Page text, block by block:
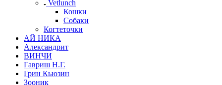
Vetlunch
Кошки
Собаки
Когтеточки
АЙ НИКА
Александрит
ВИНЧИ
Гавриш Н.Г.
Грин Кьюзин
Зооник